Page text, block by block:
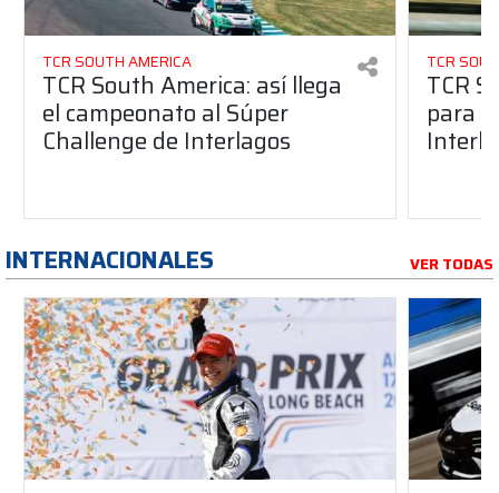
TCR SOUTH AMERICA
TCR South America: así llega
el campeonato al Súper
Challenge de Interlagos
TCR
TCR
para
INTERNACIONALES VER TODAS